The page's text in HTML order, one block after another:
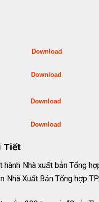
Download
Download
Download
Download
Tiết
hành Nhà xuất bản Tổng
Nhà Xuất Bản Tổng hợp